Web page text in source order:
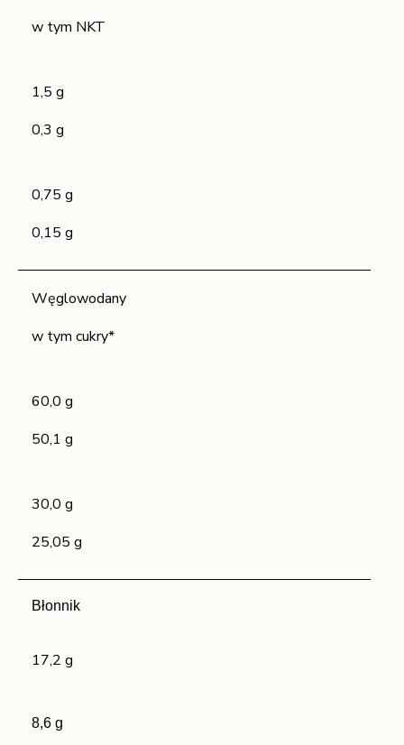
w tym NKT
1,5 g
0,3 g
0,75 g
0,15 g
Węglowodany
w tym cukry*
60,0 g
50,1 g
30,0 g
25,05 g
Błonnik
17,2 g
8,6 g